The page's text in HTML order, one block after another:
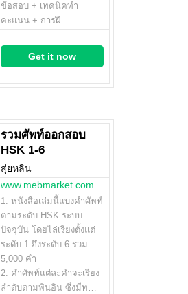
ข้อสอบ + เทคนิคทำ
คะแนน + การฝึ…
Get it now
รวมศัพท์ออกสอบ
HSK 1-6
สุ่ยหลิน
www.mebmarket.com
1. หนังสือเล่มนี้แบ่งคำศัพท์
ตามระดับ HSK ระบบ
ปัจจุบัน โดยไล่เรียงตั้งแต่
ระดับ 1 ถึงระดับ 6 รวม
5,000 คำ
2. คำศัพท์แต่ละคำจะเรียง
ลำดับตามพินอิน ซึ่งมีท…